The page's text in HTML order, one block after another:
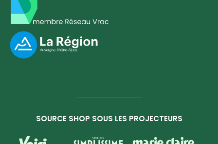
SOURCE SHOP SOUS LES PROJECTEURS